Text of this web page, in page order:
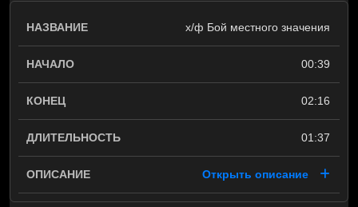
х/ф Бой местного значения
00:39
02:16
01:37
Открыть описание